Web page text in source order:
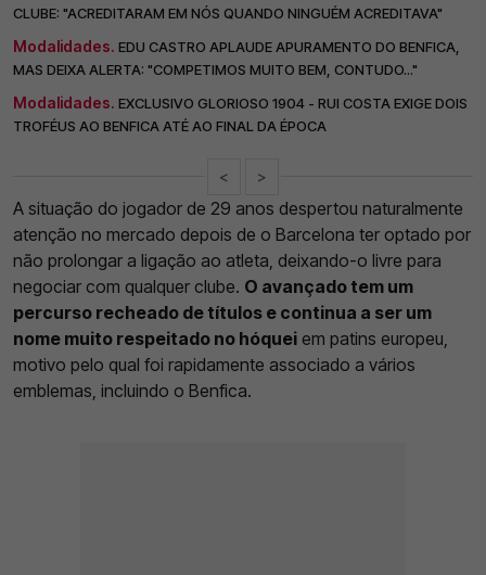
CLUBE: "ACREDITARAM EM NÓS QUANDO NINGUÉM ACREDITAVA"
Modalidades. EDU CASTRO APLAUDE APURAMENTO DO BENFICA,
MAS DEIXA ALERTA: "COMPETIMOS MUITO BEM, CONTUDO..."
Modalidades. EXCLUSIVO GLORIOSO 1904 - RUI COSTA EXIGE DOIS
TROFÉUS AO BENFICA ATÉ AO FINAL DA ÉPOCA
< >
A situação do jogador de 29 anos despertou naturalmente
atenção no mercado depois de o Barcelona ter optado por
não prolongar a ligação ao atleta, deixando-o livre para
negociar com qualquer clube. O avançado tem um
percurso recheado de títulos e continua a ser um
nome muito respeitado no hóquei em patins europeu,
motivo pelo qual foi rapidamente associado a vários
emblemas, incluindo o Benfica.